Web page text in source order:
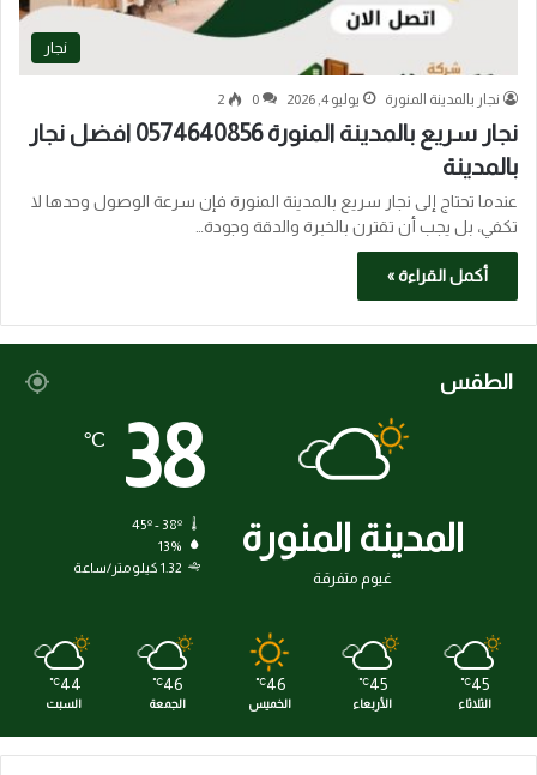
نجار
نجار بالمدينة المنورة يوليو 4, 2026 0
2
نجار سريع بالمدينة المنورة 0574640856 افضل نجار
بالمدينة
عندما تحتاج إلى نجار سريع بالمدينة المنورة فإن سرعة الوصول وحدها لا
تكفي، بل يجب أن تقترن بالخبرة والدقة وجودة…
أكمل القراءة »
الطقس
المدينة المنورة
غيوم متفرقة
38
℃
13%
1.32 كيلومتر/ساعة
45
℃
الثلاثاء
45
℃
الأربعاء
46
℃
الخميس
46
℃
الجمعة
44
℃
السبت